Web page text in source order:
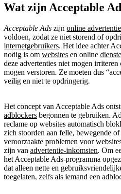
Wat zijn Acceptable
Acceptable Ads zijn online
voldoen, zodat ze niet storend of
internetgebruikers. Het idee achter
nodig is om websites en online
deze advertenties niet mogen irriteren
mogen verstoren. Ze moeten dus
veilig en niet te opdringerig.
Het concept van Acceptable Ads
adblockers begonnen te gebruiken.
reclame op websites automatisch
zich stoorden aan felle, bewegende
veroorzaakte problemen voor
zijn van advertentie-inkomsten. Om
het Acceptable Ads-programma
dat alleen nette en
toegelaten, zelfs als iemand een